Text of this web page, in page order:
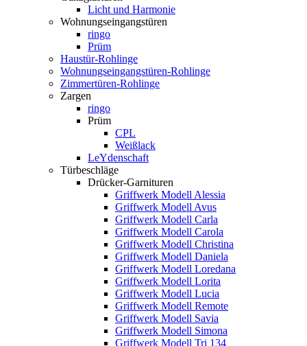
Licht und Harmonie
Wohnungseingangstüren
ringo
Prüm
Haustür-Rohlinge
Wohnungseingangstüren-Rohlinge
Zimmertüren-Rohlinge
Zargen
ringo
Prüm
CPL
Weißlack
LeYdenschaft
Türbeschläge
Drücker-Garnituren
Griffwerk Modell Alessia
Griffwerk Modell Avus
Griffwerk Modell Carla
Griffwerk Modell Carola
Griffwerk Modell Christina
Griffwerk Modell Daniela
Griffwerk Modell Loredana
Griffwerk Modell Lorita
Griffwerk Modell Lucia
Griffwerk Modell Remote
Griffwerk Modell Savia
Griffwerk Modell Simona
Griffwerk Modell Tri 134